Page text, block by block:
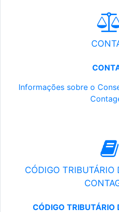
Informações sobre o
CÓDIGO TRIBUTÁRIO
CÓDIGO TRIBUTÁRIO